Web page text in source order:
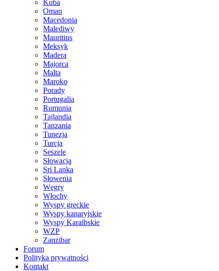
Kuba
Oman
Macedonia
Malediwy
Mauritius
Meksyk
Madera
Majorca
Malta
Maroko
Porady
Portugalia
Rumunia
Tajlandia
Tanzania
Tunezja
Turcja
Seszele
Słowacja
Sri Lanka
Słowenia
Węgry
Włochy
Wyspy greckie
Wyspy kanaryjskie
Wyspy Karaibskie
WZP
Zanzibar
Forum
Polityka prywatności
Kontakt